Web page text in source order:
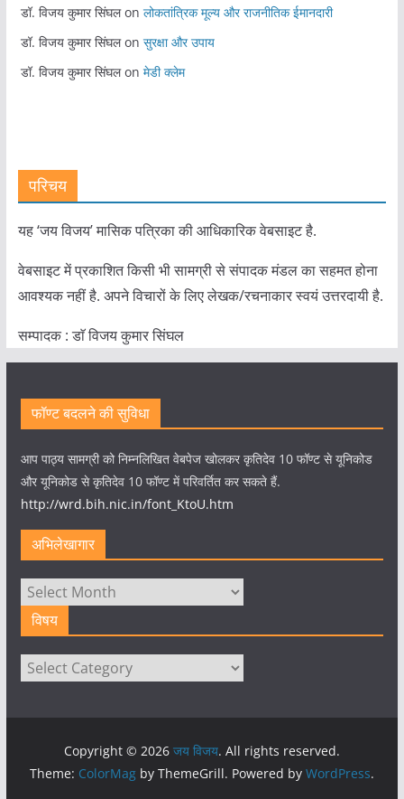
डॉ. विजय कुमार सिंघलon लोकतांत्रिक मूल्य और राजनीतिक ईमानदारी
डॉ. विजय कुमार सिंघलon सुरक्षा और उपाय
डॉ. विजय कुमार सिंघलon मेडी क्लेम
परिचय
यह ‘जय विजय’ मासिक पत्रिका की आधिकारिक वेबसाइट है.
वेबसाइट में प्रकाशित किसी भी सामग्री से संपादक मंडल का सहमत होना
आवश्यक नहीं है. अपने विचारों के लिए लेखक/रचनाकार स्वयं उत्तरदायी है.
सम्पादक : डाॅ विजय कुमार सिंघल
फॉण्ट बदलने की सुविधा
आप पाठ्य सामग्री को निम्नलिखित वेबपेज खोलकर कृतिदेव 10 फॉण्ट से यूनिकोड
और यूनिकोड से कृतिदेव 10 फॉण्ट में परिवर्तित कर सकते हैं.
http://wrd.bih.nic.in/font_KtoU.htm
अभिलेखागार
अभिलेखागार
विषय
विषय
Copyright © 2026 जय विजय. All rights reserved.
Theme: ColorMagby ThemeGrill. Powered by WordPress.